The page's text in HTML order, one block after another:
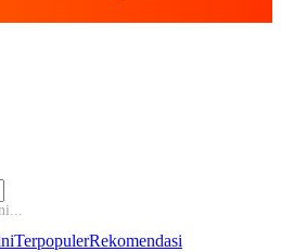
TerpopulerRekomendasi